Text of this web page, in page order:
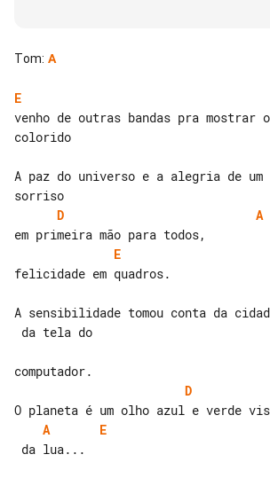
Tom: A
E
venho de outras bandas pra mostrar o
colorido
A paz do universo e a alegria de um
D
A
E
felicidade em quadros.
A sensibilidade tomou conta da
D
A
E